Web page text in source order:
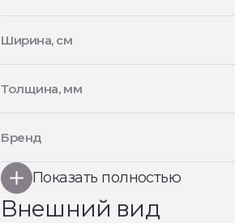
Ширина, см
Толщина, мм
Бренд
Показать полностью
Внешний вид